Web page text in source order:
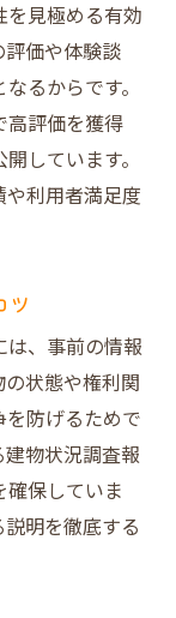
見極める有効
価や体験談
るからです。
高評価を獲得
しています。
利用者満足度
ツ
は、事前の情報
状態や権利関
防げるためで
物状況調査報
保していま
明を徹底する